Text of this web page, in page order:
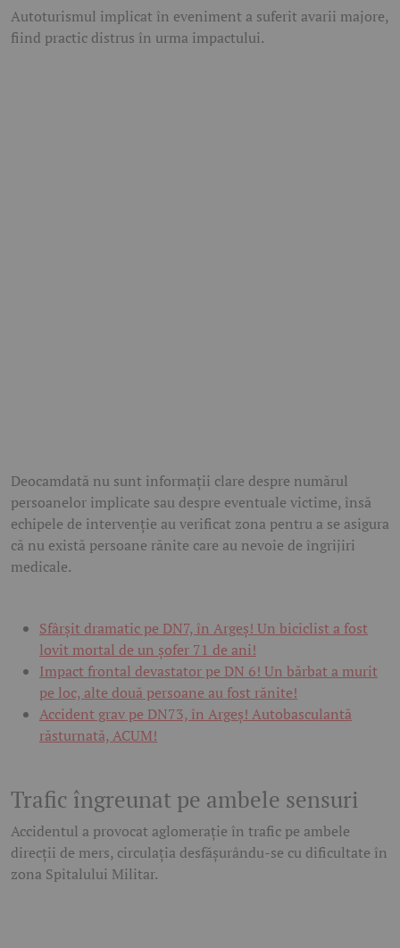
Autoturismul implicat în eveniment a suferit avarii majore,
fiind practic distrus în urma impactului.
Deocamdată nu sunt informații clare despre numărul
persoanelor implicate sau despre eventuale victime, însă
echipele de intervenție au verificat zona pentru a se asigura
că nu există persoane rănite care au nevoie de îngrijiri
medicale.
Sfârșit dramatic pe DN7, în Argeș! Un biciclist a fost
lovit mortal de un șofer 71 de ani!
Impact frontal devastator pe DN 6! Un bărbat a murit
pe loc, alte două persoane au fost rănite!
Accident grav pe DN73, în Argeș! Autobasculantă
răsturnată, ACUM!
Trafic îngreunat pe ambele sensuri
Accidentul a provocat aglomerație în trafic pe ambele
direcții de mers, circulația desfășurându-se cu dificultate în
zona Spitalului Militar.